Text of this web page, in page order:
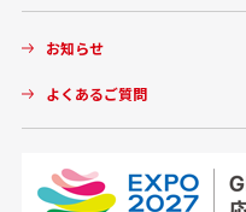
お知らせ
よくあるご質問